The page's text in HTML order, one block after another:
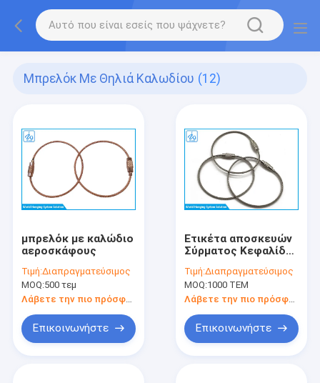
Μπρελόκ Με Θηλιά Καλωδίου (12)
μπρελόκ με καλώδιο
αεροσκάφους
Τιμή:Διαπραγματεύσιμος
MOQ:500 τεμ
Λάβετε την πιο πρόσφατη τιμή
Επικοινωνήστε
Ετικέτα αποσκευών
Σύρματος Κεφαλίδας
Κλειδί Κλειδιού
Ατσάλι
Τιμή:Διαπραγματεύσιμος
MOQ:1000 ΤΕΜ
Επικοινωνήστε